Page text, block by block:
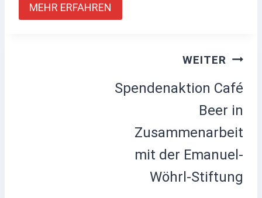
MEHR ERFAHREN
WEITER
Spendenaktion Café
Beer in
Zusammenarbeit
mit der Emanuel-
Wöhrl-Stiftung